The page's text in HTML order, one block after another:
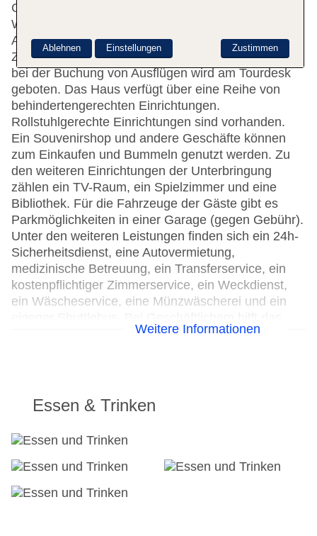
Gepäckaufbewahrung, ein Safe und eine
Wechselstube tragen zu einem komfortablen
Aufenthalt bei. Per WLAN erhalten die Gäste
Zugang zum Internet (ohne Gebühr). Hilfestellung
bei der Buchung von Ausflügen wird am Tourdesk
geboten. Das Haus verfügt über eine Reihe von
behindertengerechten Einrichtungen.
Rollstuhlgerechte Einrichtungen sind vorhanden.
Ein Souvenirshop und andere Geschäfte können
zum Einkaufen und Bummeln genutzt werden. Zu
den weiteren Einrichtungen der Unterbringung
zählen ein TV-Raum, ein Spielzimmer und eine
Bibliothek. Für die Fahrzeuge der Gäste gibt es
Parkmöglichkeiten in einer Garage (gegen Gebühr).
Unter den weiteren Leistungen finden sich ein 24h-
Sicherheitsdienst, eine Autovermietung,
medizinische Betreuung, ein Transferservice, ein
kostenpflichtiger Zimmerservice, ein Weckdienst,
ein Wäscheservice, eine Münzwäscherei und ein
Business-Center gerne weiter und bietet ein
Parkplatz: gegen Gebühr
Check-in von: 15:00:00
Konferenzraum
Garage: gegen Gebühr
Hotelsafe
Weitere Informationen
Essen & Trinken
Zustimmen
Ablehnen Einstellungen